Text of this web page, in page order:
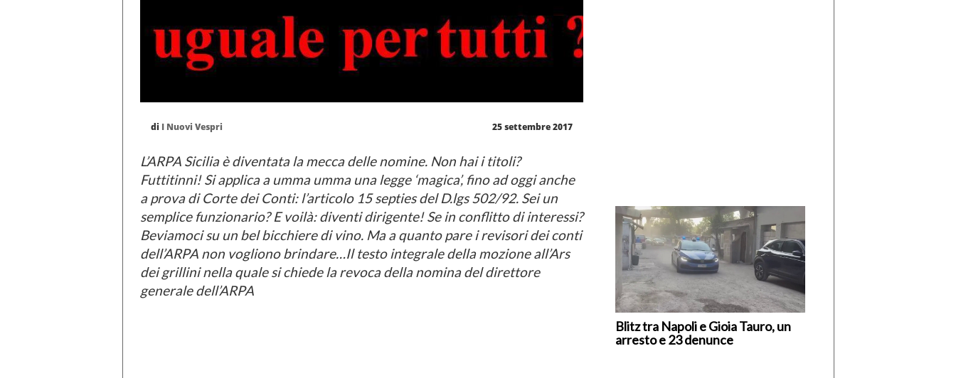
di I Nuovi Vespri 25 settembre 2017
L’ARPA Sicilia è diventata la mecca delle nomine. Non hai i titoli?
Futtitinni! Si applica a umma umma una legge ‘magica’, fino ad oggi anche
a prova di Corte dei Conti: l’articolo 15 septies del D.lgs 502/92. Sei un
semplice funzionario? E voilà: diventi dirigente! Se in conflitto di interessi?
Beviamoci su un bel bicchiere di vino. Ma a quanto pare i revisori dei conti
dell’ARPA non vogliono brindare…Il testo integrale della mozione all’Ars
dei grillini nella quale si chiede la revoca della nomina del direttore
generale dell’ARPA
Blitz tra Napoli e Gioia Tauro, un
arresto e 23 denunce